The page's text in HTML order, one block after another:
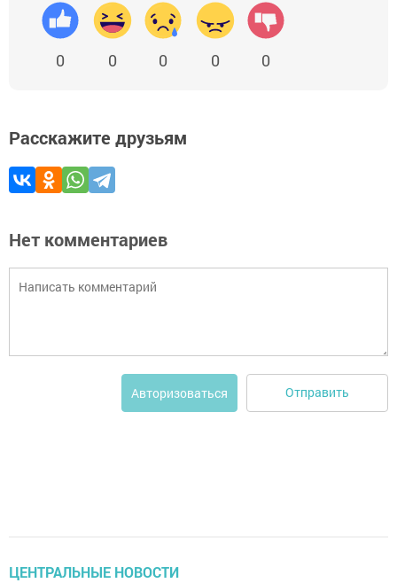
0 0 0 0 0
Расскажите друзьям
Нет комментариев
Авторизоваться Отправить
ЦЕНТРАЛЬНЫЕ НОВОСТИ